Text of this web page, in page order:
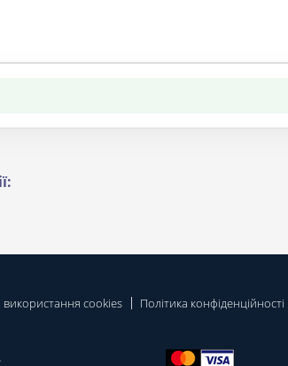
використання cookies Політика конфіденційності